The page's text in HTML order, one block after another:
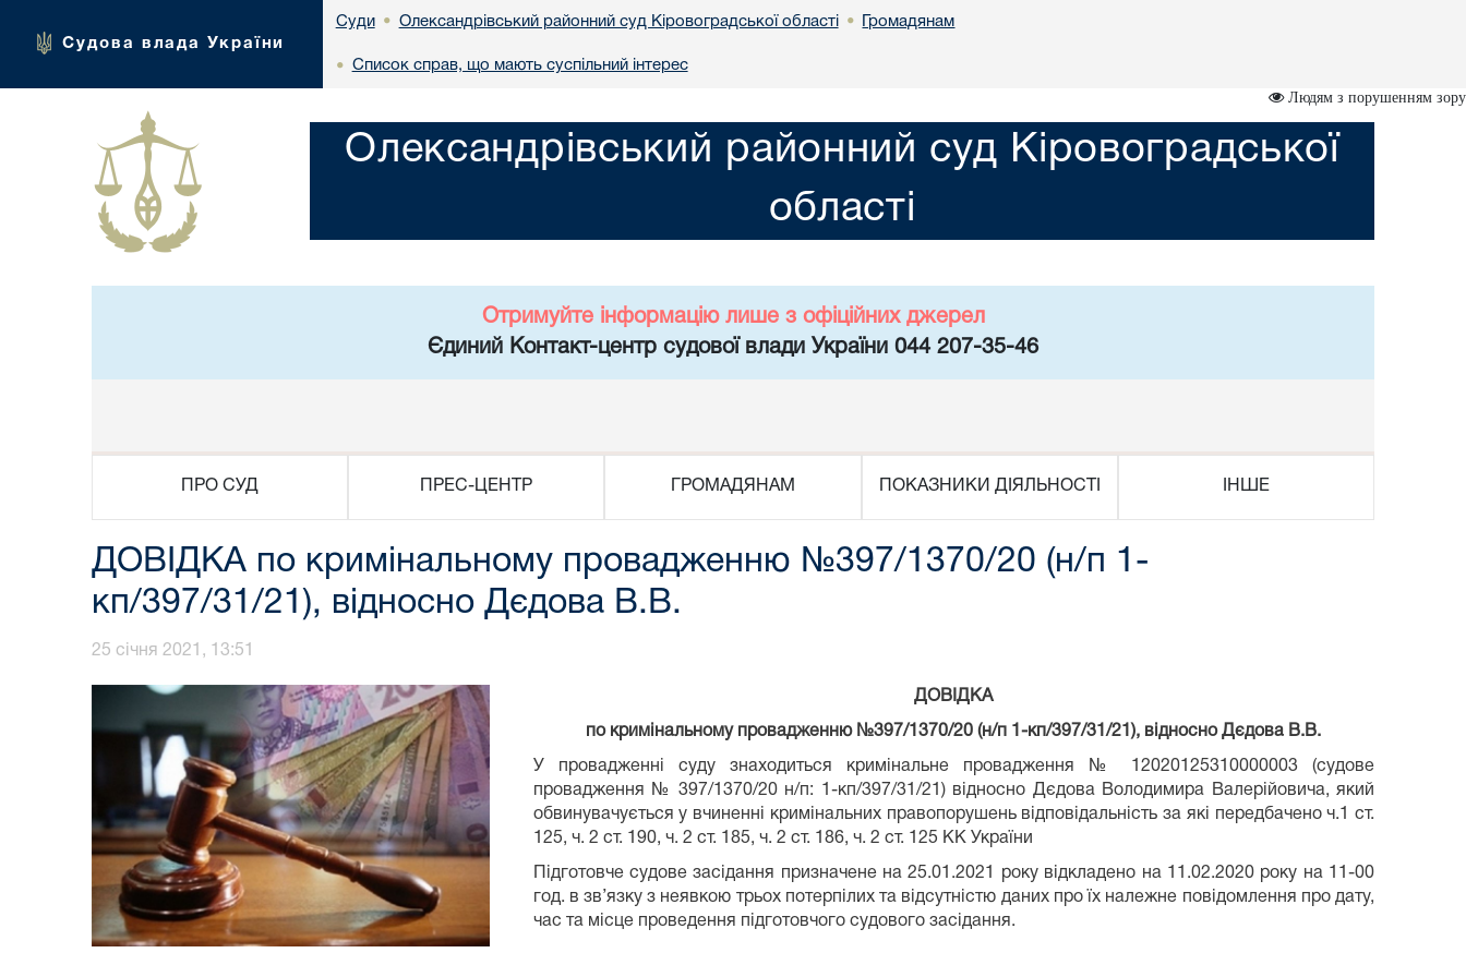
Судова влада України
Суди • Олександрівський районний суд Кіровоградської області • Громадянам
• Список справ, що мають суспільний інтерес
Людям з порушенням зору
Олександрівський районний суд Кіровоградської
області
Отримуйте інформацію лише з офіційних джерел
Єдиний Контакт-центр судової влади України 044 207-35-46
ПРО СУД ПРЕС-ЦЕНТР ГРОМАДЯНАМ ПОКАЗНИКИ ДІЯЛЬНОСТІ ІНШЕ
ДОВІДКА по кримінальному провадженню №397/1370/20 (н/п 1-
кп/397/31/21), відносно Дєдова В.В.
25 січня 2021, 13:51
ДОВІДКА
по кримінальному провадженню №397/1370/20 (н/п 1-кп/397/31/21), відносно Дєдова В.В.
У провадженні суду знаходиться кримінальне провадження № 12020125310000003 (судове
провадження № 397/1370/20 н/п: 1-кп/397/31/21) відносно Дєдова Володимира Валерійовича, який
обвинувачується у вчиненні кримінальних правопорушень відповідальність за які передбачено ч.1 ст.
125, ч. 2 ст. 190, ч. 2 ст. 185, ч. 2 ст. 186, ч. 2 ст. 125 КК України
Підготовче судове засідання призначене на 25.01.2021 року відкладено на 11.02.2020 року на 11-00
год. в зв’язку з неявкою трьох потерпілих та відсутністю даних про їх належне повідомлення про дату,
час та місце проведення підготовчого судового засідання.